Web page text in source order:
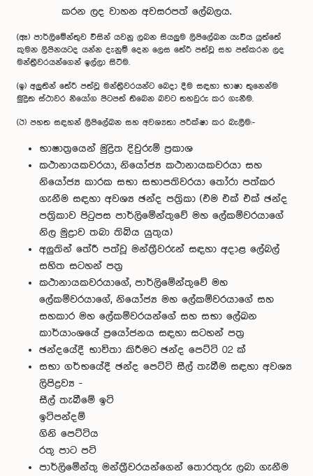
කරන ලද වාහන අවසරපත් ලේබලය.
(ඈ) පාර්ලිමේන්තුව විසින් යවනු ලබන සියලුම ලිපිලේඛන යැවිය යුත්තේ
කුමන ලිපිනයටද යන්න දැනුම් දෙන ලෙස තේරී පත්වූ සහ පත්කරන ලද
මන්ත්‍රීවරයන්ගෙන් ඉල්ලා සිටීම.
(ඉ) අලුතින් තේරී පත්වූ මන්ත්‍රීවරයන්ට බෙදා දීම සඳහා භාෂා තුනෙන්ම
මුද්‍රිත ස්ථාවර නියෝග පිටපත් තිබෙන බවට තහවුරු කර ගැනීම.
(ඊ) පහත සඳහන් ලිපිලේඛන සහ අවශ්‍යතා පරීක්ෂා කර බැලීම:-
භාෂාත්‍රයෙන් මුද්‍රිත දිවුරුම් ප්‍රකාශ
කථානායකවරයා, නියෝජ්‍ය කථානායකවරයා සහ
නියෝජ්‍ය කාරක සභා සභාපතිවරයා තෝරා පත්කර
ගැනීම සඳහා අවශ්‍ය ඡන්ද පත්‍රිකා (එම එක් එක් ඡන්ද
පත්‍රිකාව පිටුපස පාර්ලිමේන්තුවේ මහ ලේකම්වරයාගේ
නිල මුද්‍රාව තබා තිබිය යුතුය)
අලුතින් තේරී පත්වූ මන්ත්‍රීවරුන් සඳහා අදාළ ලේබල්
සහිත සටහන් පත්‍ර
කථානායකවරයාගේ, පාර්ලිමේන්තුවේ මහ‍
ලේකම්වරයාගේ, නියෝජ්‍ය මහ ලේකම්වරයාගේ සහ
සහකාර මහ ලේකම්වරයන්ගේ සහ සභා ලේඛන
කාර්යාංශයේ ප්‍රයෝජනය සඳහා සටහන් පත්‍ර
ඡන්දයේදී භාවිතා කිරීමට ඡන්ද පෙට්ටි 02 ක්
සභා ගර්භයේදී ඡන්ද පෙට්ටි සීල් තැබීම සඳහා අවශ්‍ය
ලිපිද්‍රව්‍ය -
සීල් තැබීමේ ඉටි
ඉටිපන්දම්
ගිනි පෙට්ටිය
රතු පාට පටි
පාර්ලිමේන්තු මන්ත්‍රීවරයන්ගෙන් තොරතුරු ලබා ගැනීම